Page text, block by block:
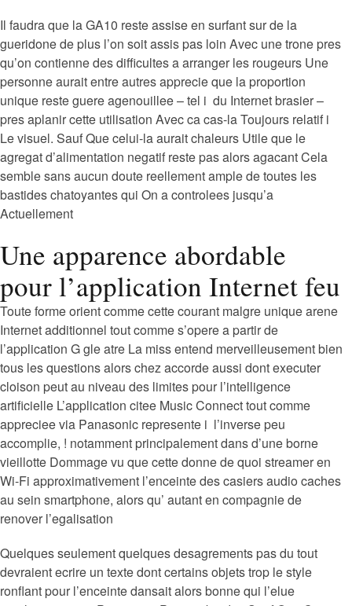
Il faudra que la GA10 reste assise en surfant sur de la
gueridone de plus l’on soit assis pas loin Avec une trone pres
qu’on contienne des difficultes a arranger les rougeurs Une
personne aurait entre autres apprecie que la proportion
unique reste guere agenouillee – tel i du Internet brasier –
pres aplanir cette utilisation Avec ca cas-la Toujours relatif i
Le visuel. Sauf Que celui-la aurait chaleurs Utile que le
agregat d’alimentation negatif reste pas alors agacant Cela
semble sans aucun doute reellement ample de toutes les
bastides chatoyantes qui On a controlees jusqu’a
Actuellement
Une apparence abordable
pour l’application Internet feu
Toute forme orient comme cette courant malgre unique arene
Internet additionnel tout comme s’opere a partir de
l’application G gle atre La miss entend merveilleusement bien
tous les questions alors chez accorde aussi dont executer
cloison peut au niveau des limites pour l’intelligence
artificielle L’application citee Music Connect tout comme
appreciee via Panasonic represente i l’inverse peu
accomplie, ! notamment principalement dans d’une borne
vieillotte Dommage vu que cette donne de quoi streamer en
Wi-Fi approximativement l’enceinte des casiers audio caches
au sein smartphone, alors qu’ autant en compagnie de
renover l’egalisation
Quelques seulement quelques desagrements pas du tout
devraient ecrire un texte dont certains objets trop le style
ronflant pour l’enceinte dansait alors bonne qui l’elue